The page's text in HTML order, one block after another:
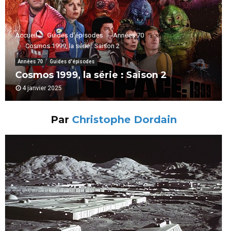
Accueil Guides d'épisodes
Années 70
Cosmos 1999, la série : Saison 2
Années 70 Guides d'épisodes
Cosmos 1999, la série : Saison 2
4 janvier 2025
Par Christophe Dordain